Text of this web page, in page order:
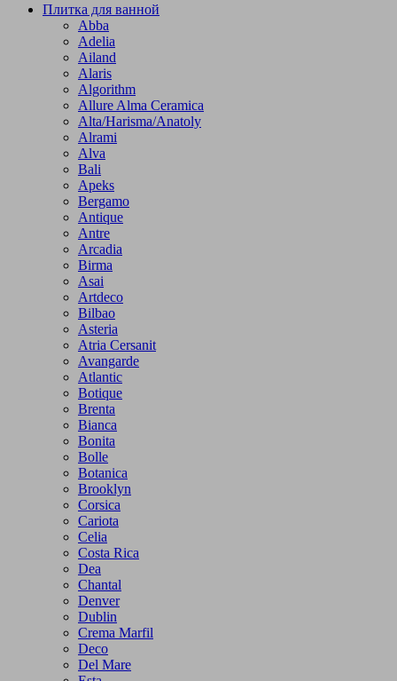
Плитка для ванной
Abba
Adelia
Ailand
Alaris
Algorithm
Allure Alma Ceramica
Alta/Harisma/Anatoly
Alrami
Alva
Bali
Apeks
Bergamo
Antique
Antre
Arcadia
Birma
Asai
Artdeco
Bilbao
Asteria
Atria Cersanit
Avangarde
Atlantic
Botique
Brenta
Bianca
Bonita
Bolle
Botanica
Brooklyn
Corsica
Cariota
Celia
Costa Rica
Dea
Chantal
Denver
Dublin
Crema Marfil
Deco
Del Mare